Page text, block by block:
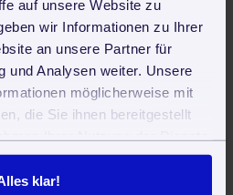
auf unsere Website zu
wir Informationen zu Ihrer
an unsere Partner für
und Analysen weiter. Unsere
möglicherweise mit
die Sie ihnen bereitgestellt
Einwilligung zu unseren
Webseite weiterhin nutzen.
klar!